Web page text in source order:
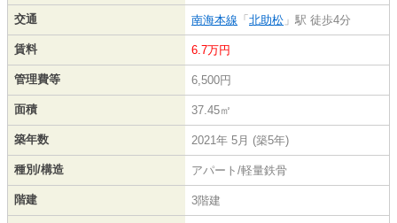
交通 南海本線 「 北助松 」駅 徒歩4分
賃料 6.7万円
管理費等 6,500円
面積 37.45㎡
築年数 2021年 5月 (築5年)
種別/構造 アパート/軽量鉄骨
階建 3階建